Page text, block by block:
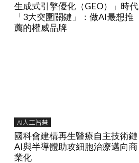
生成式引擎優化（GEO）」時代
「3大突圍關鍵」：做AI最想推
薦的權威品牌
AI人工智慧
國科會建構再生醫療自主技術鏈
AI與半導體助攻細胞治療邁向商
業化